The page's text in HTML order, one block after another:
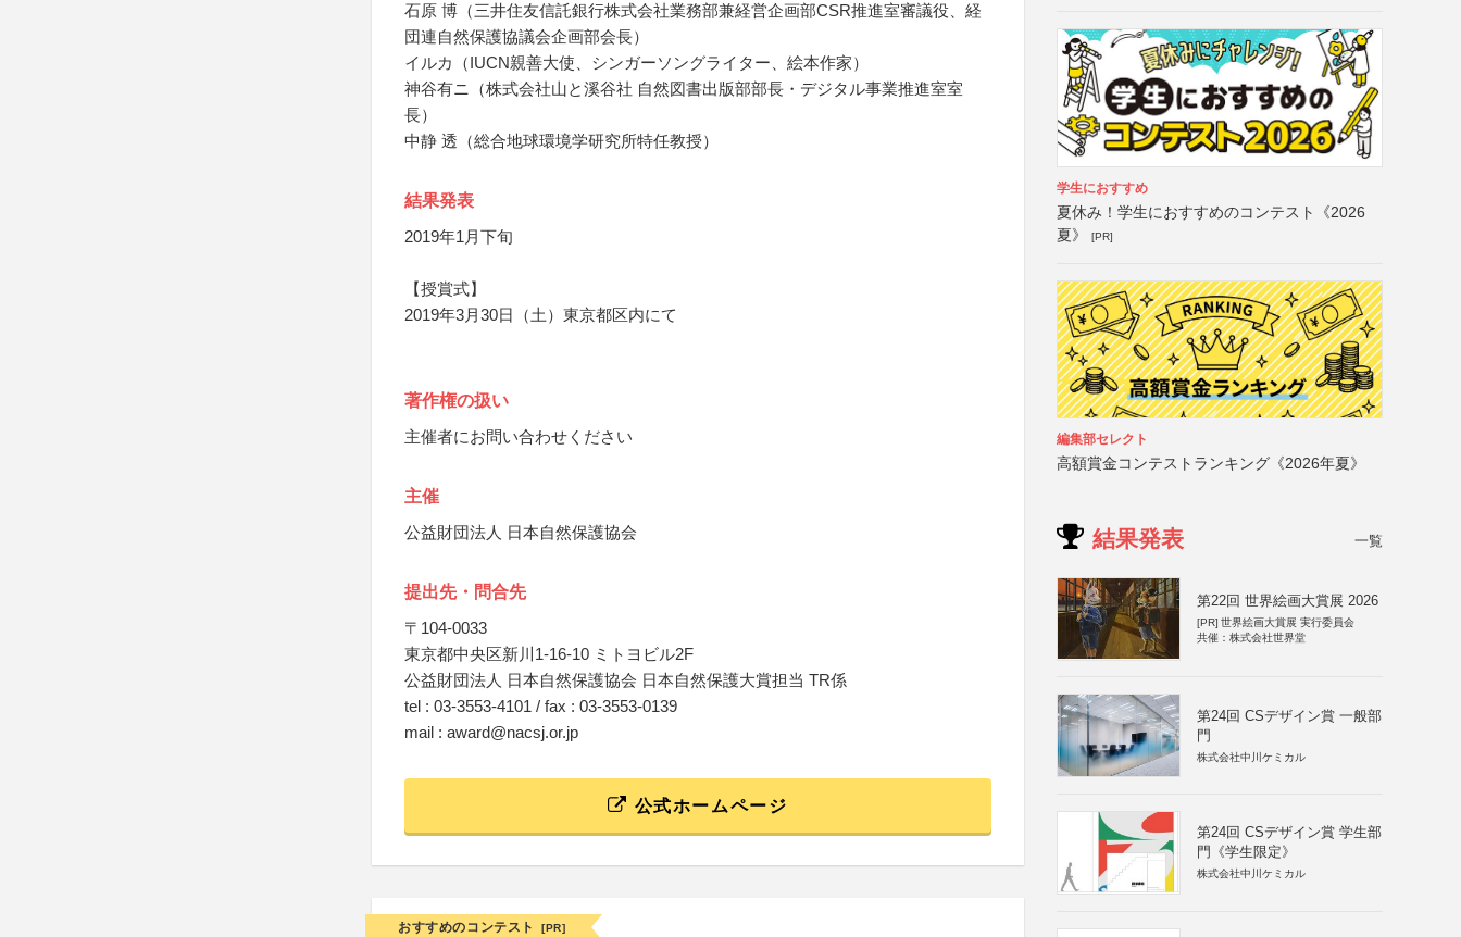
石原 博（三井住友信託銀行株式会社業務部兼経営企画部CSR推進室審議役、経
団連自然保護協議会企画部会長）
イルカ（IUCN親善大使、シンガーソングライター、絵本作家）
神谷有ニ（株式会社山と溪谷社 自然図書出版部部長・デジタル事業推進室室
長）
中静 透（総合地球環境学研究所特任教授）
結果発表
2019年1月下旬
【授賞式】
2019年3月30日（土）東京都区内にて
著作権の扱い
主催者にお問い合わせください
主催
公益財団法人 日本自然保護協会
提出先・問合先
〒104-0033
東京都中央区新川1-16-10 ミトヨビル2F
公益財団法人 日本自然保護協会 日本自然保護大賞担当 TR係
tel : 03-3553-4101 / fax : 03-3553-0139
mail : award@nacsj.or.jp
公式ホームページ
おすすめのコンテスト [PR]
学生におすすめ
夏休み！学生におすすめのコンテスト《2026
夏》
[PR]
編集部セレクト
高額賞金コンテストランキング《2026年夏》
結果発表 一覧
第22回 世界絵画大賞展 2026
[PR] 世界絵画大賞展 実行委員会
共催：株式会社世界堂
第24回 CSデザイン賞 一般部
門
株式会社中川ケミカル
第24回 CSデザイン賞 学生部
門《学生限定》
株式会社中川ケミカル